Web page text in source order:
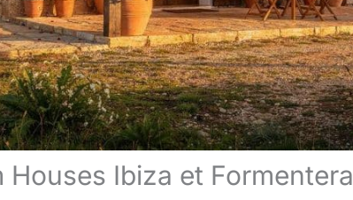
Houses Ibiza et Formentera